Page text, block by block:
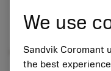
Przegląd
We use
Sandvik Coromant
the best